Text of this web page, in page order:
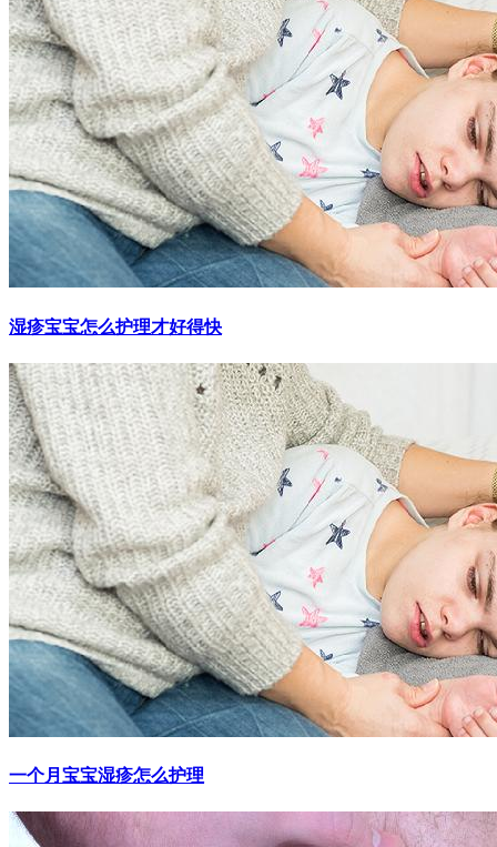
湿疹宝宝怎么护理才好得快
一个月宝宝湿疹怎么护理